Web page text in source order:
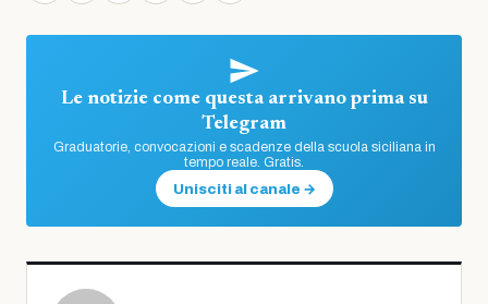
Le notizie come questa arrivano prima su
Telegram
Graduatorie, convocazioni e scadenze della scuola siciliana in
tempo reale. Gratis.
Unisciti al canale →